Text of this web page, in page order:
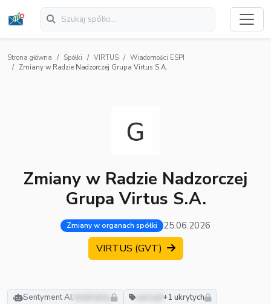
Strona główna Spółki VIRTUS
Wiadomości ESPI
Zmiany w Radzie Nadzorczej Grupa Virtus S.A.
Zmiany w Radzie Nadzorczej
Grupa Virtus S.A.
Zmiany w organach spółki 25.06.2026
VIRTUS (GVT)
Sentyment AI: neutralny +1 ukrytych